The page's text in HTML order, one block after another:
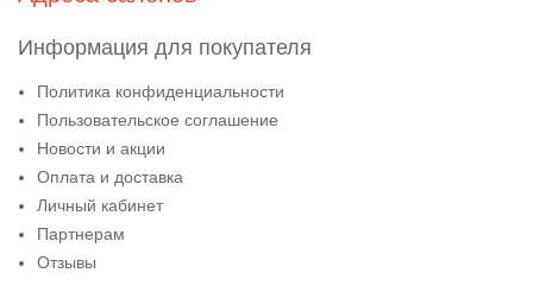
Информация для покупателя
Политика конфиденциальности
Пользовательское соглашение
Новости и акции
Оплата и доставка
Личный кабинет
Партнерам
Отзывы